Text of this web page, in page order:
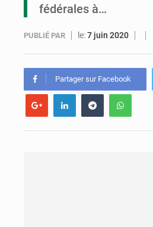
fédérales à…
PUBLIÉ PAR le:7 juin 2020
Partager sur Facebook